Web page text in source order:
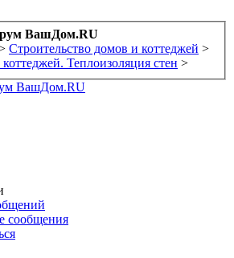
ВашДом.RU
Строительство домов и коттеджей >
Теплоизоляция стен >
сообщения